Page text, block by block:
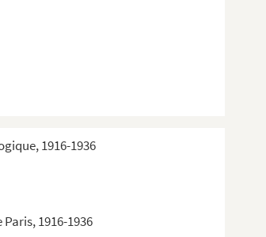
1916-1936
1916-1936